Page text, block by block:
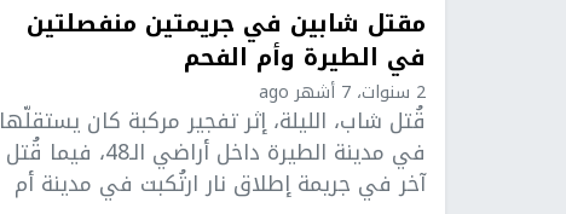
مقتل شابين في جريمتين منفصلتين
في الطيرة وأم الفحم
2 سنوات، 7 أشهر ago
قُتل شاب، الليلة، إثر تفجير مركبة كان يستقلّها
في مدينة الطيرة داخل أراضي الـ48، فيما قُتل
آخر في جريمة إطلاق نار ارتُكبت في مدينة أم